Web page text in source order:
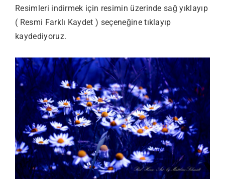
Resimleri indirmek için resimin üzerinde sağ yıklayıp
( Resmi Farklı Kaydet ) seçeneğine tıklayıp
kaydediyoruz.